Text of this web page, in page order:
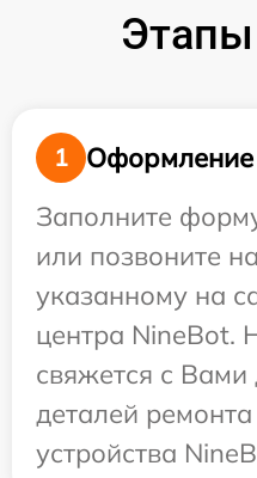
1
Оформление
Заполните
или позвоните
указанному на
центра NineBot.
свяжется с Вами
деталей
устройства